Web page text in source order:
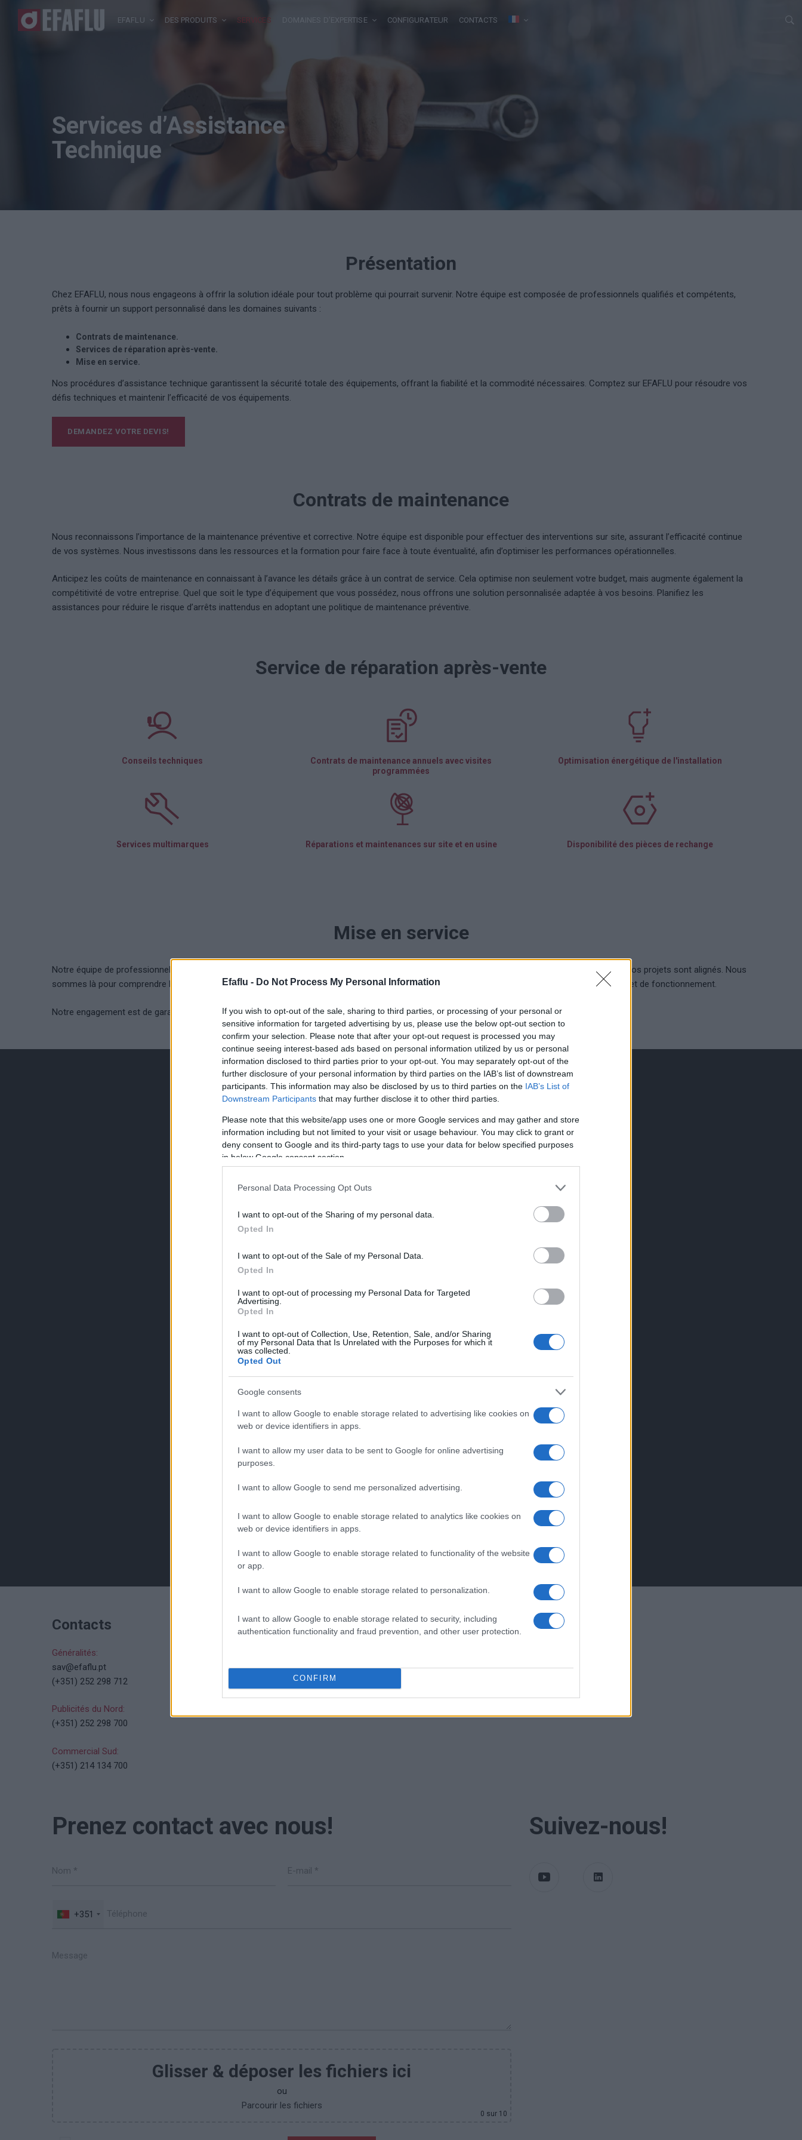
Efaflu - Do Not Process My Personal Information
If you wish to opt-out of the sale, sharing to third parties, or processing of your personal or
sensitive information for targeted advertising by us, please use the below opt-out section to
confirm your selection. Please note that after your opt-out request is processed you may
continue seeing interest-based ads based on personal information utilized by us or personal
information disclosed to third parties prior to your opt-out. You may separately opt-out of the
further disclosure of your personal information by third parties on the IAB’s list of downstream
participants. This information may also be disclosed by us to third parties on the IAB’s List of
Downstream Participants that may further disclose it to other third parties.
Please note that this website/app uses one or more Google services and may gather and store
information including but not limited to your visit or usage behaviour. You may click to grant or
deny consent to Google and its third-party tags to use your data for below specified purposes
in below Google consent section.
Personal Data Processing Opt Outs
I want to opt-out of the Sharing of my personal data.
Opted In
I want to opt-out of the Sale of my Personal Data.
Opted In
I want to opt-out of processing my Personal Data for Targeted
Advertising.
Opted In
I want to opt-out of Collection, Use, Retention, Sale, and/or Sharing
of my Personal Data that Is Unrelated with the Purposes for which it
was collected.
Opted Out
Google consents
I want to allow Google to enable storage related to advertising like cookies on
web or device identifiers in apps.
I want to allow my user data to be sent to Google for online advertising
purposes.
I want to allow Google to send me personalized advertising.
I want to allow Google to enable storage related to analytics like cookies on
web or device identifiers in apps.
I want to allow Google to enable storage related to functionality of the website
or app.
I want to allow Google to enable storage related to personalization.
I want to allow Google to enable storage related to security, including
authentication functionality and fraud prevention, and other user protection.
CONFIRM
EFAFLU DES PRODUITS SERVICES DOMAINES D’EXPERTISE CONFIGURATEUR CONTACTS
Services d’Assistance
Technique
Présentation
Chez EFAFLU, nous nous engageons à offrir la solution idéale pour tout problème qui pourrait survenir. Notre équipe est composée de professionnels qualifiés et compétents,
prêts à fournir un support personnalisé dans les domaines suivants :
Contrats de maintenance.
Services de réparation après-vente.
Mise en service.
Nos procédures d’assistance technique garantissent la sécurité totale des équipements, offrant la fiabilité et la commodité nécessaires. Comptez sur EFAFLU pour résoudre vos
défis techniques et maintenir l’efficacité de vos équipements.
DEMANDEZ VOTRE DEVIS!
Contrats de maintenance
Nous reconnaissons l’importance de la maintenance préventive et corrective. Notre équipe est disponible pour effectuer des interventions sur site, assurant l’efficacité continue
de vos systèmes. Nous investissons dans les ressources et la formation pour faire face à toute éventualité, afin d’optimiser les performances opérationnelles.
Anticipez les coûts de maintenance en connaissant à l’avance les détails grâce à un contrat de service. Cela optimise non seulement votre budget, mais augmente également la
compétitivité de votre entreprise. Quel que soit le type d’équipement que vous possédez, nous offrons une solution personnalisée adaptée à vos besoins. Planifiez les
assistances pour réduire le risque d’arrêts inattendus en adoptant une politique de maintenance préventive.
Service de réparation après-vente
Conseils techniques
Contrats de maintenance annuels avec visites
programmées
Optimisation énergétique de l'installation
Services multimarques Réparations et maintenances sur site et en usine Disponibilité des pièces de rechange
Mise en service
Notre équipe de professionnels qualifiés est prête à offrir un support personnalisé pour garantir que les exigences et les besoins opérationnels de vos projets sont alignés. Nous
sommes là pour comprendre les détails spécifiques de vos objectifs afin de fournir les solutions les plus adaptées en termes d’installation, de test et de fonctionnement.
Notre engagement est de garantir qu’à la fin du processus, il ne reste pas seulement un résultat satisfaisant, mais l’excellence à chaque étape.
Contacts
Généralités:
sav@efaflu.pt
(+351) 252 298 712
Publicités du Nord:
(+351) 252 298 700
Commercial Sud:
(+351) 214 134 700
Télécharger le
Prenez contact avec nous!
+351
Glisser & déposer les fichiers ici
ou
Parcourir les fichiers
0 sur 10
Suivez-nous!